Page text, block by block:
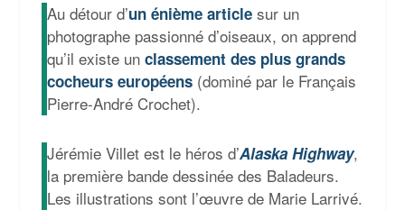
Au détour d’un énième articlesur un
photographe passionné d’oiseaux, on apprend
qu’il existe un classement des plus grands
cocheurs européens (dominé par le Français
Pierre-André Crochet).
Jérémie Villet est le héros d’Alaska Highway,
la première bande dessinée des Baladeurs.
Les illustrations sont l’œuvre de Marie Larrivé.